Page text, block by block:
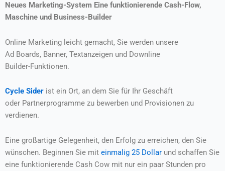
Neues Marketing-System Eine funktionierende Cash-Flow,
Maschine und Business-Builder
Online Marketing leicht gemacht, Sie werden unsere
Ad Boards, Banner, Textanzeigen und Downline
Builder-Funktionen.
Cycle Sider ist ein Ort, an dem Sie für Ihr Geschäft
oder Partnerprogramme zu bewerben und Provisionen zu
verdienen.
Eine großartige Gelegenheit, den Erfolg zu erreichen, den Sie
wünschen. Beginnen Sie mit einmalig 25 Dollar und schaffen Sie
eine funktionierende Cash Cow mit nur ein paar Stunden pro